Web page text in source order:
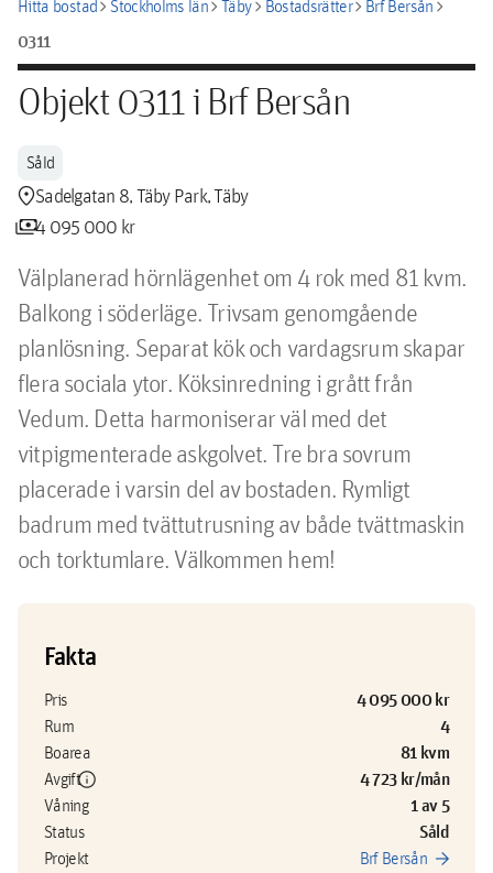
Hitta bostadchevron_rightStockholms länchevron_rightTäbychevron_rightBostadsrätterchevron_rightBrf Bersånchevron_right
0311
Objekt 0311 i Brf Bersån
Såld
location_pinSadelgatan 8, Täby Park, Täby
payments4 095 000 kr
Välplanerad hörnlägenhet om 4 rok med 81 kvm.
Balkong i söderläge. Trivsam genomgående
planlösning. Separat kök och vardagsrum skapar
flera sociala ytor. Köksinredning i grått från
Vedum. Detta harmoniserar väl med det
vitpigmenterade askgolvet. Tre bra sovrum
placerade i varsin del av bostaden. Rymligt
badrum med tvättutrusning av både tvättmaskin
och torktumlare. Välkommen hem!
Fakta
Pris 4 095 000 kr
Rum 4
Boarea 81 kvm
Avgiftinfo 4 723 kr/mån
Våning 1 av 5
Status Såld
Projekt Brf Bersån arrow_forward